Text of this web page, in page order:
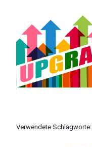
Verwendete Schlagworte: